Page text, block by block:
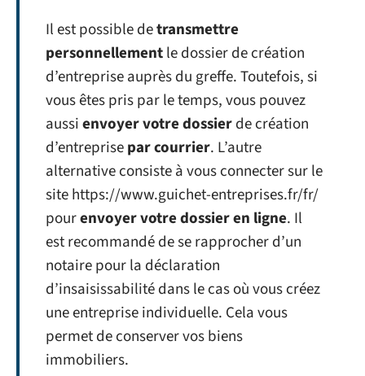
Il est possible detransmettre
personnellementle dossier de création
d’entreprise auprès du greffe. Toutefois, si
vous êtes pris par le temps, vous pouvez
aussienvoyer votre dossierde création
d’entreprisepar courrier. L’autre
alternative consiste à vous connecter sur le
site https://www.guichet-entreprises.fr/fr/
pourenvoyer votre dossier en ligne. Il
est recommandé de se rapprocher d’un
notaire pour la déclaration
d’insaisissabilité dans le cas où vous créez
une entreprise individuelle. Cela vous
permet de conserver vos biens
immobiliers.